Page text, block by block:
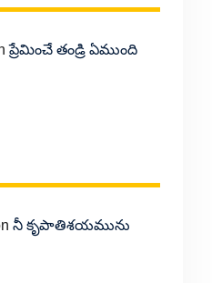
ప్రేమించే తండ్రి ఏముంది
నీ కృపాతిశయమును